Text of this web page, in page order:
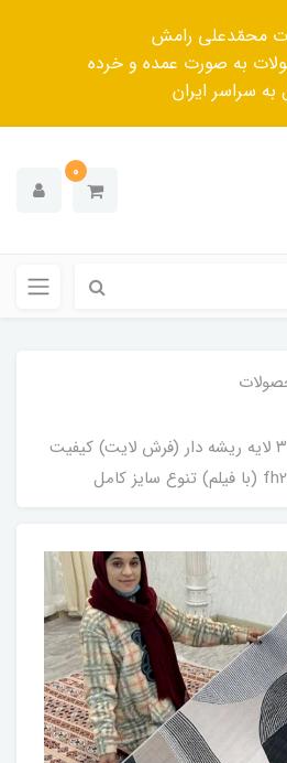
محمّدعلی رامش
به صورت عمده و خرده
به سراسر ایران
0
فرشینه پشت استپ دار ۳ لایه ریشه دار (فرش لایت) کیفیت